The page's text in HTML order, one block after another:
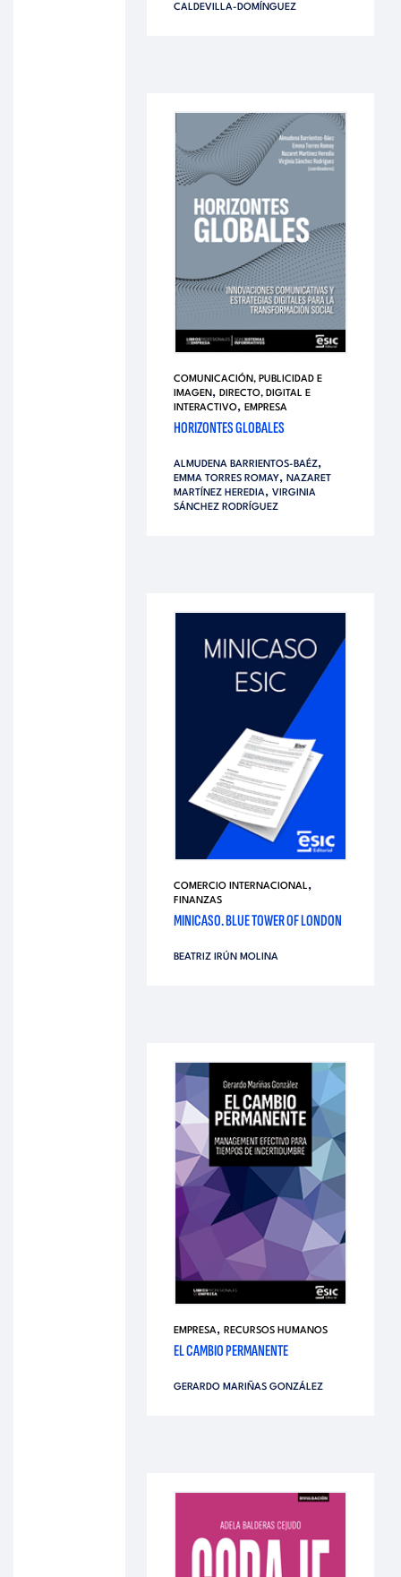
CALDEVILLA-DOMÍNGUEZ
COMUNICACIÓN, PUBLICIDAD E
IMAGEN, DIRECTO, DIGITAL E
INTERACTIVO, EMPRESA
HORIZONTES GLOBALES
ALMUDENA BARRIENTOS-BAÉZ,
EMMA TORRES ROMAY, NAZARET
MARTÍNEZ HEREDIA, VIRGINIA
SÁNCHEZ RODRÍGUEZ
COMERCIO INTERNACIONAL,
FINANZAS
MINICASO. BLUE TOWER OF LONDON
BEATRIZ IRÚN MOLINA
EMPRESA, RECURSOS HUMANOS
EL CAMBIO PERMANENTE
GERARDO MARIÑAS GONZÁLEZ